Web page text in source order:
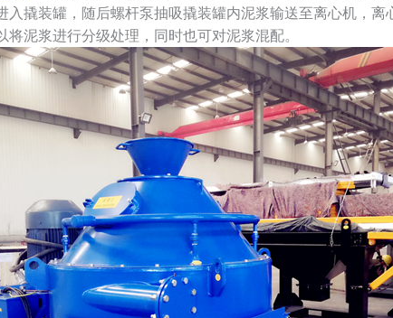
撬装罐，随后螺杆泵抽吸撬装罐内泥浆输送至离心机，
泥浆进行分级处理，同时也可对泥浆混配。